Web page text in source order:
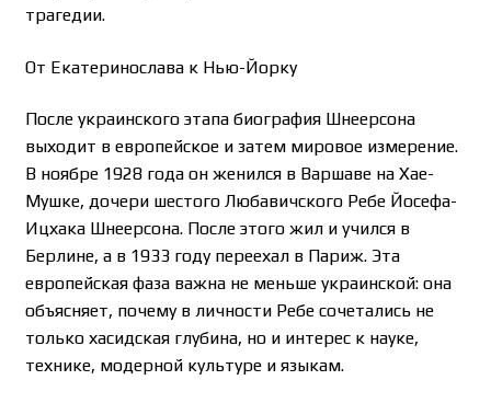
трагедии.
От Екатеринослава к Нью-Йорку
После украинского этапа биография Шнеерсона
выходит в европейское и затем мировое измерение.
В ноябре 1928 года он женился в Варшаве на Хае-
Мушке, дочери шестого Любавичского Ребе Йосефа-
Ицхака Шнеерсона. После этого жил и учился в
Берлине, а в 1933 году переехал в Париж. Эта
европейская фаза важна не меньше украинской: она
объясняет, почему в личности Ребе сочетались не
только хасидская глубина, но и интерес к науке,
технике, модерной культуре и языкам.